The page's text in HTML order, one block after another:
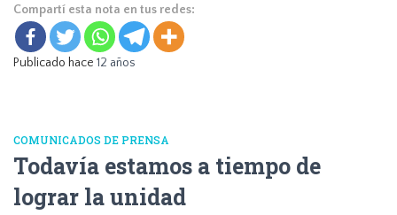
Compartí esta nota en tus redes:
Publicado hace 12 años
COMUNICADOS DE PRENSA
Todavía estamos a tiempo de
lograr la unidad